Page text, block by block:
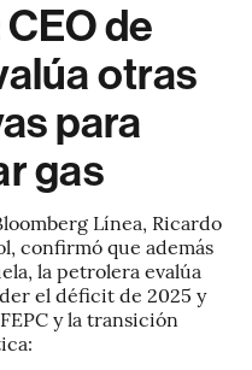
de
otras
para
gas
Línea, Ricardo
confirmó que además
la petrolera evalúa
el déficit de 2025 y
y la transición